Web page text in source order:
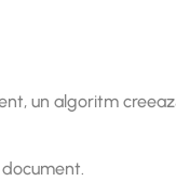
un algoritm